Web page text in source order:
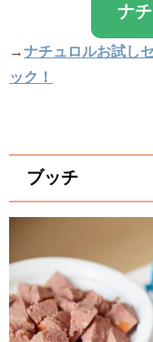
ナ
→ナチュロルお試し
ック！
ブッチ